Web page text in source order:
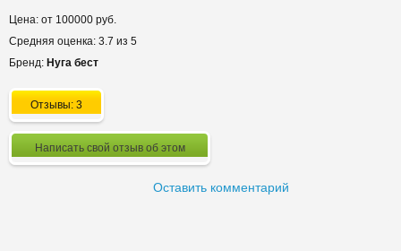
Цена: от 100000 руб.
Средняя оценка: 3.7 из 5
Бренд: Нуга бест
Отзывы: 3
Написать свой отзыв об этом
Оставить комментарий